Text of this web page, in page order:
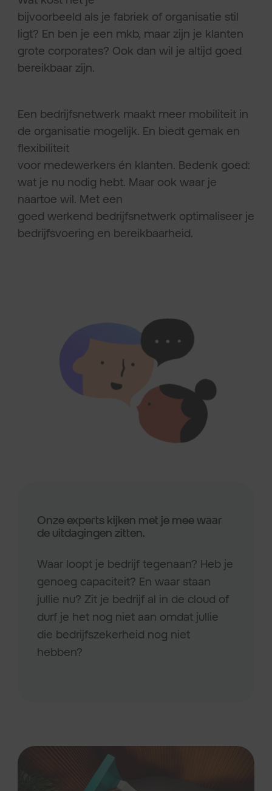
bijvoorbeeld als je fabriek of organisatie stil
ligt? En ben je een mkb, maar zijn je klanten
grote corporates? Ook dan wil je altijd goed
bereikbaar zijn.
Een bedrijfsnetwerk maakt meer mobiliteit in
de organisatie mogelijk. En biedt gemak en
flexibiliteit
voor medewerkers én klanten. Bedenk goed:
wat je nu nodig hebt. Maar ook waar je
naartoe wil. Met een
goed werkend bedrijfsnetwerk optimaliseer je
bedrijfsvoering en bereikbaarheid.
Onze experts kijken met je mee waar
de uitdagingen zitten.
Waar loopt je bedrijf tegenaan? Heb je
genoeg capaciteit? En waar staan
jullie nu? Zit je bedrijf al in de cloud of
durf je het nog niet aan omdat jullie
die bedrijfszekerheid nog niet
hebben?